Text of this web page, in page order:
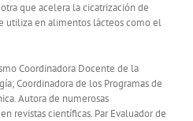
que acelera la cicatrización de
utiliza en alimentos lácteos como el
Coordinadora Docente de la
Coordinadora de los Programas de
Autora de numerosas
revistas científicas. Par Evaluador de